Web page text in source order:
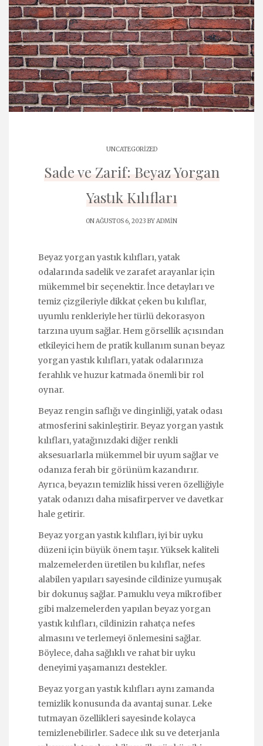
UNCATEGORIZED
Sade ve Zarif: Beyaz Yorgan
Yastık Kılıfları
ON AĞUSTOS 6, 2023 BYADMIN
Beyaz yorgan yastık kılıfları, yatak
odalarında sadelik ve zarafet arayanlar için
mükemmel bir seçenektir. İnce detayları ve
temiz çizgileriyle dikkat çeken bu kılıflar,
uyumlu renkleriyle her türlü dekorasyon
tarzına uyum sağlar. Hem görsellik açısından
etkileyici hem de pratik kullanım sunan beyaz
yorgan yastık kılıfları, yatak odalarınıza
ferahlık ve huzur katmada önemli bir rol
oynar.
Beyaz rengin saflığı ve dinginliği, yatak odası
atmosferini sakinleştirir. Beyaz yorgan yastık
kılıfları, yatağınızdaki diğer renkli
aksesuarlarla mükemmel bir uyum sağlar ve
odanıza ferah bir görünüm kazandırır.
Ayrıca, beyazın temizlik hissi veren özelliğiyle
yatak odanızı daha misafirperver ve davetkar
hale getirir.
Beyaz yorgan yastık kılıfları, iyi bir uyku
düzeni için büyük önem taşır. Yüksek kaliteli
malzemelerden üretilen bu kılıflar, nefes
alabilen yapıları sayesinde cildinize yumuşak
bir dokunuş sağlar. Pamuklu veya mikrofiber
gibi malzemelerden yapılan beyaz yorgan
yastık kılıfları, cildinizin rahatça nefes
almasını ve terlemeyi önlemesini sağlar.
Böylece, daha sağlıklı ve rahat bir uyku
deneyimi yaşamanızı destekler.
Beyaz yorgan yastık kılıfları aynı zamanda
temizlik konusunda da avantaj sunar. Leke
tutmayan özellikleri sayesinde kolayca
temizlenebilirler. Sadece ılık su ve deterjanla